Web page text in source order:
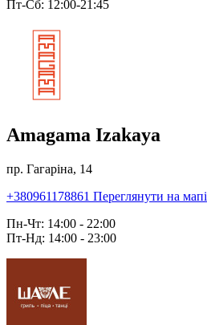
Пт-Сб: 12:00-21:45
Amagama Izakaya
пр. Гагаріна, 14
+380961178861 Переглянути на мапі
Пн-Чт: 14:00 - 22:00
Пт-Нд: 14:00 - 23:00